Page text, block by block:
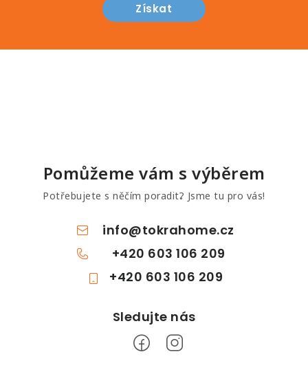
Získat
Pomůžeme vám s výběrem
Potřebujete s něčím poradit? Jsme tu pro vás!
info@tokrahome.cz
+420 603 106 209
+420 603 106 209